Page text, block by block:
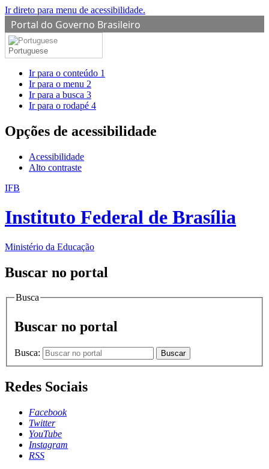
Ir direto para menu de acessibilidade.
Portal do Governo Brasileiro
Portuguese
Ir para o conteúdo 1
Ir para o menu 2
Ir para a busca 3
Ir para o rodapé 4
Opções de acessibilidade
Acessibilidade
Alto contraste
IFB
Instituto Federal de Brasília
Ministério da Educação
Buscar no portal
Busca
Buscar no portal
Busca: Buscar
Redes Sociais
Facebook
Twitter
YouTube
Instagram
RSS